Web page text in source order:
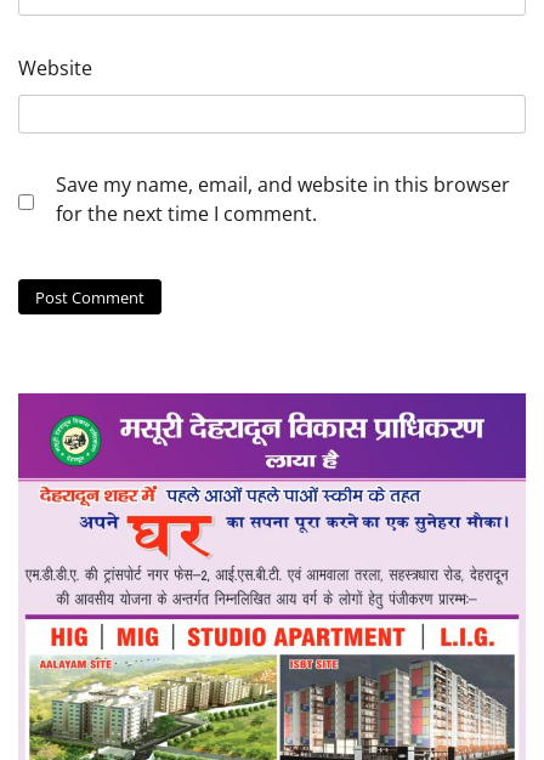
Website
Save my name, email, and website in this browser
for the next time I comment.